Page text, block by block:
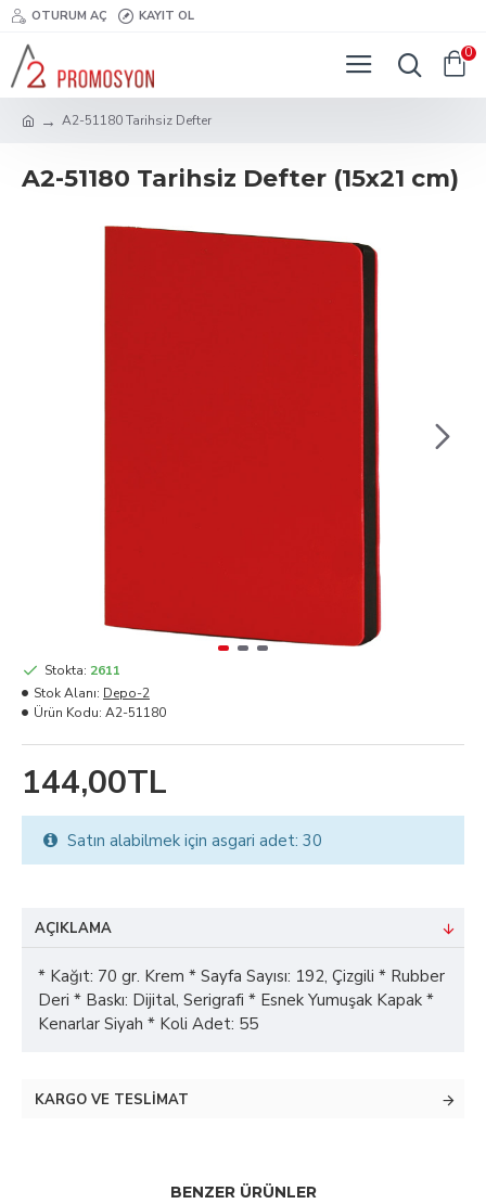
OTURUM AÇ KAYIT OL
0
A2-51180 Tarihsiz Defter
A2-51180 Tarihsiz Defter (15x21 cm)
144,00TL
Stokta: 2611
Stok Alanı: Depo-2
Ürün Kodu: A2-51180
Satın alabilmek için asgari adet: 30
AÇIKLAMA
* Kağıt: 70 gr. Krem * Sayfa Sayısı: 192, Çizgili * Rubber
Deri * Baskı: Dijital, Serigrafi * Esnek Yumuşak Kapak *
Kenarlar Siyah * Koli Adet: 55
KARGO VE TESLIMAT
BENZER ÜRÜNLER